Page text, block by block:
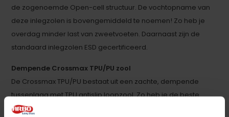
de zogenoemde Open-cell structuur. De vochtopname van
deze inlegzolen is bovengemiddeld te noemen! Zo heb je
overdag minder last van zweetvoeten. Daarnaast zijn de
standaard inlegzolen ESD gecertificeerd.
Dempende Crossmax TPU/PU zool
De Crossmax TPU/PU bestaat uit een zachte, dempende
tussenlaag met TPU antislip loopzool. Zo heb je de beste
combi van demping tijdens je werkzaamheden en een